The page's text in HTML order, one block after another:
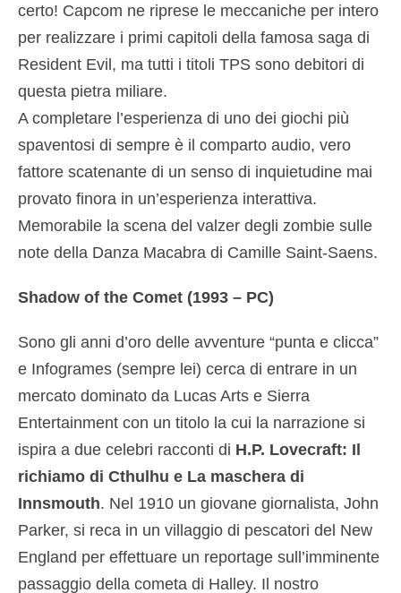
certo! Capcom ne riprese le meccaniche per intero
per realizzare i primi capitoli della famosa saga di
Resident Evil, ma tutti i titoli TPS sono debitori di
questa pietra miliare.
A completare l’esperienza di uno dei giochi più
spaventosi di sempre è il comparto audio, vero
fattore scatenante di un senso di inquietudine mai
provato finora in un’esperienza interattiva.
Memorabile la scena del valzer degli zombie sulle
note della Danza Macabra di Camille Saint-Saens.
Shadow of the Comet (1993 – PC)
Sono gli anni d’oro delle avventure “punta e clicca”
e Infogrames (sempre lei) cerca di entrare in un
mercato dominato da Lucas Arts e Sierra
Entertainment con un titolo la cui la narrazione si
ispira a due celebri racconti di H.P. Lovecraft: Il
richiamo di Cthulhu e La maschera di
Innsmouth. Nel 1910 un giovane giornalista, John
Parker, si reca in un villaggio di pescatori del New
England per effettuare un reportage sull’imminente
passaggio della cometa di Halley. Il nostro